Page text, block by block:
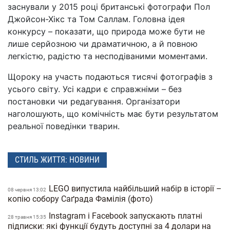
заснували у 2015 році британські фотографи Пол
Джойсон-Хікс та Том Саллам. Головна ідея
конкурсу – показати, що природа може бути не
лише серйозною чи драматичною, а й повною
легкістю, радістю та несподіваними моментами.
Щороку на участь подаються тисячі фотографів з
усього світу. Усі кадри є справжніми – без
постановки чи редагування. Організатори
наголошують, що комічність має бути результатом
реальної поведінки тварин.
СТИЛЬ ЖИТТЯ: НОВИНИ
08 червня 13:02
LEGO випустила найбільший набір в історії –
копію собору Саґрада Фамілія (фото)
28 травня 15:35 Instagram і Facebook запускають платні
підписки: які функції будуть доступні за 4 долари на